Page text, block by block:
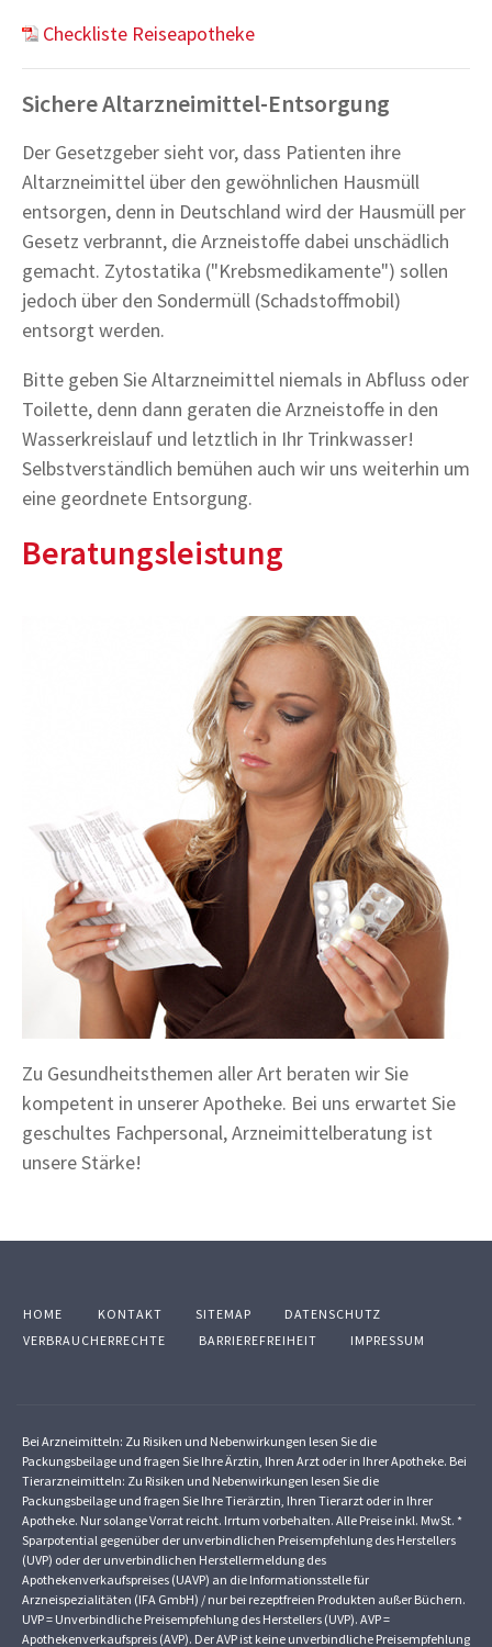
Checkliste Reiseapotheke
Sichere Altarzneimittel-Entsorgung
Der Gesetzgeber sieht vor, dass Patienten ihre
Altarzneimittel über den gewöhnlichen Hausmüll
entsorgen, denn in Deutschland wird der Hausmüll per
Gesetz verbrannt, die Arzneistoffe dabei unschädlich
gemacht. Zytostatika ("Krebsmedikamente") sollen
jedoch über den Sondermüll (Schadstoffmobil)
entsorgt werden.
Bitte geben Sie Altarzneimittel niemals in Abfluss oder
Toilette, denn dann geraten die Arzneistoffe in den
Wasserkreislauf und letztlich in Ihr Trinkwasser!
Selbstverständlich bemühen auch wir uns weiterhin um
eine geordnete Entsorgung.
Beratungsleistung
Zu Gesundheitsthemen aller Art beraten wir Sie
kompetent in unserer Apotheke. Bei uns erwartet Sie
geschultes Fachpersonal, Arzneimittelberatung ist
unsere Stärke!
HOME KONTAKT SITEMAP
DATENSCHUTZ
VERBRAUCHERRECHTE
BARRIEREFREIHEIT IMPRESSUM
Bei Arzneimitteln: Zu Risiken und Nebenwirkungen lesen Sie die
Packungsbeilage und fragen Sie Ihre Ärztin, Ihren Arzt oder in Ihrer Apotheke. Bei
Tierarzneimitteln: Zu Risiken und Nebenwirkungen lesen Sie die
Packungsbeilage und fragen Sie Ihre Tierärztin, Ihren Tierarzt oder in Ihrer
Apotheke. Nur solange Vorrat reicht. Irrtum vorbehalten. Alle Preise inkl. MwSt. *
Sparpotential gegenüber der unverbindlichen Preisempfehlung des Herstellers
(UVP) oder der unverbindlichen Herstellermeldung des
Apothekenverkaufspreises (UAVP) an die Informationsstelle für
Arzneispezialitäten (IFA GmbH) / nur bei rezeptfreien Produkten außer Büchern.
UVP = Unverbindliche Preisempfehlung des Herstellers (UVP). AVP =
Apothekenverkaufspreis (AVP). Der AVP ist keine unverbindliche Preisempfehlung